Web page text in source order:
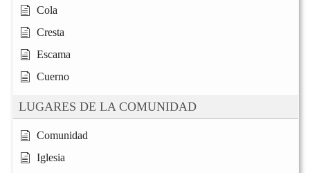
Cola
Cresta
Escama
Cuerno
LUGARES DE LA COMUNIDAD
Comunidad
Iglesia